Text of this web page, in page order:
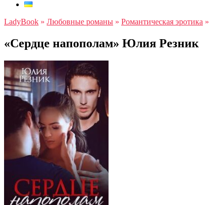
LadyBook » Любовные романы » Романтическая эротика »
«Сердце напополам» Юлия Резник